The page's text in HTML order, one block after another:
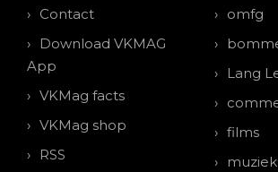
Contact
Download VKMAG
App
VKMag facts
VKMag shop
RSS
omfg
Lang
films
muziek